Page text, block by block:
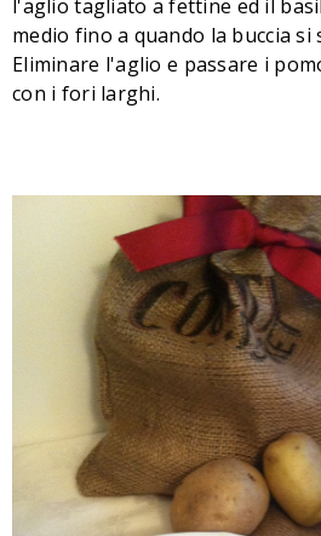
l'aglio tagliato a fettine ed il
medio fino a quando la buccia si
Eliminare l'aglio e passare i
con i fori larghi.